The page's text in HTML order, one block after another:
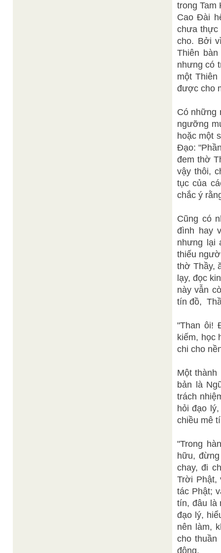
trong
Cao Đài
chưa thực
cho. Bởi
Thiên
nhưng có
một
được cho
Có những
ngưỡng
hoặc một
Đạo:
đem thờ
vậy thôi,
tục của
chắc ý
Cũng có
đình hay
nhưng lại
thiếu
thờ Thầy,
lạy, đọc
này vẫn
tín đồ,
"Than ôi!
kiếm, học
chi cho
Một
bản là
trách
hỏi đạo
chiều mê
"Trong
hữu,
chay, đi
Trời Phật,
tác Phật;
tín, đâu là
đạo lý,
nên làm,
cho
động.